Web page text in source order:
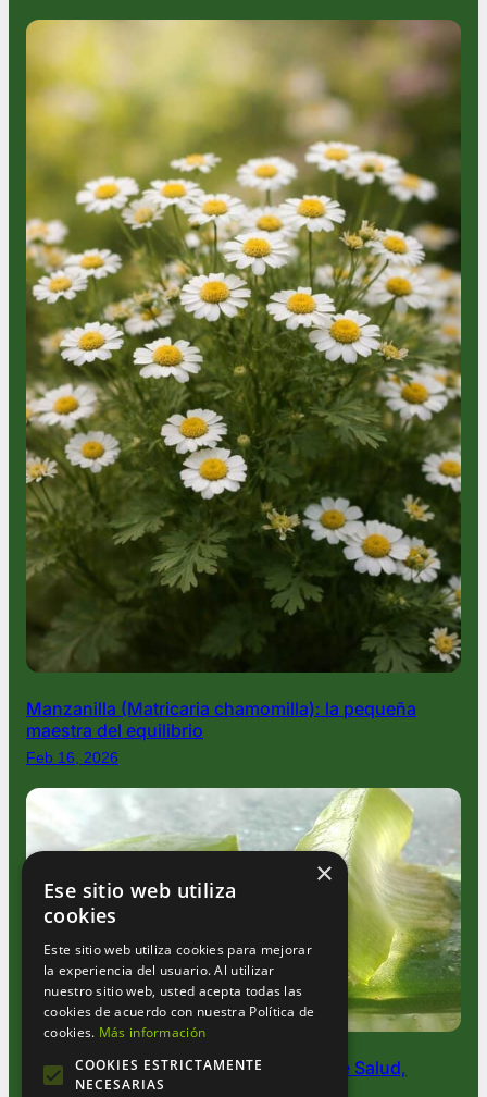
Manzanilla (Matricaria chamomilla): la pequeña
maestra del equilibrio
Feb 16, 2026
Aloe Vera: La Planta Milagrosa que Une Salud,
Belleza y Magia Verde
×
Ese sitio web utiliza
cookies
Este sitio web utiliza cookies para mejorar
la experiencia del usuario. Al utilizar
nuestro sitio web, usted acepta todas las
cookies de acuerdo con nuestra Política de
cookies. Más información
COOKIES ESTRICTAMENTE
NECESARIAS